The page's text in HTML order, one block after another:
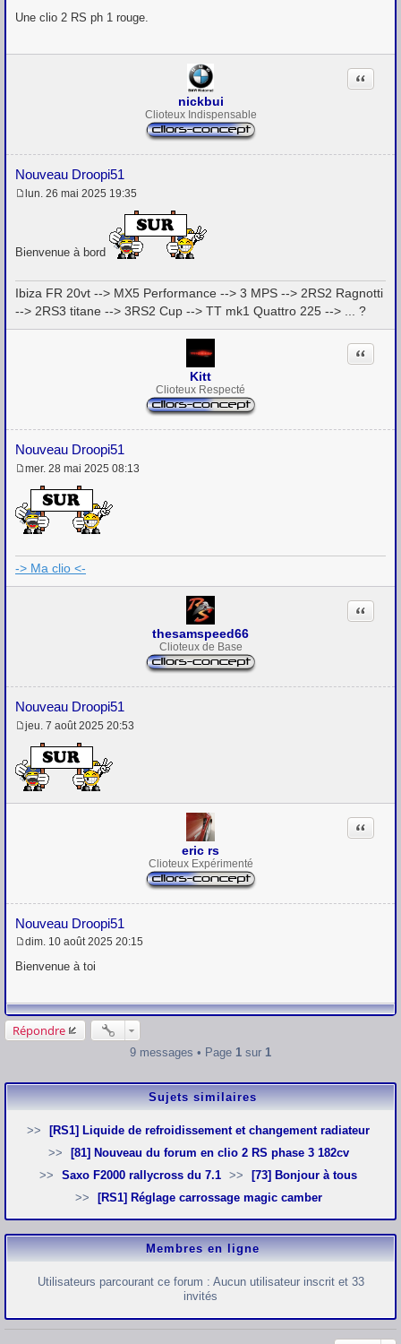
e
a
Une clio 2 RS ph 1 rouge.
nickbui
Clioteux Indispensable
Nouveau Droopi51
Citation
a
e
lun. 26 mai 2025 19:35
Bienvenue à bord
Ibiza FR 20vt --> MX5 Performance --> 3 MPS --> 2RS2 Ragnotti
--> 2RS3 titane --> 3RS2 Cup --> TT mk1 Quattro 225 --> ... ?
Kitt
Clioteux Respecté
Nouveau Droopi51
Citation
e
s
s
a
e
mer. 28 mai 2025 08:13
-> Ma clio <-
thesamspeed66
Clioteux de Base
Nouveau Droopi51
Citation
M
e
s
s
a
jeu. 7 août 2025 20:53
eric rs
Clioteux Expérimenté
Nouveau Droopi51
Citation
e
a
g
e
dim. 10 août 2025 20:15
Bienvenue à toi
Répondre
9 messages • Page 1 sur 1
Sujets similaires
[RS1] Liquide de refroidissement et changement radiateur
[81] Nouveau du forum en clio 2 RS phase 3 182cv
Saxo F2000 rallycross du 7.1
[73] Bonjour à tous
[RS1] Réglage carrossage magic camber
Membres en ligne
Utilisateurs parcourant ce forum : Aucun utilisateur inscrit et 33
invités